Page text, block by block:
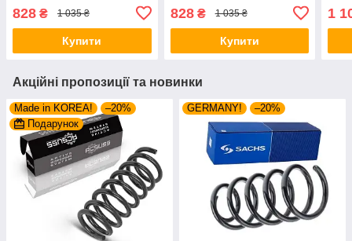
993881. Аксусс Корея
828 ₴ 1 035 ₴
Купити
993881. Аксусс Корея
828₴ 1 035 ₴
Купити
1
Акційні пропозиції та новинки
Made in KOREA!
–20%
Подарунок
GERMANY! –20%